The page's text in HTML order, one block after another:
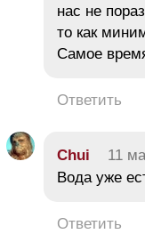
нас не
то как
Самое
Ответить
Chui 11
Вода уже
Ответить